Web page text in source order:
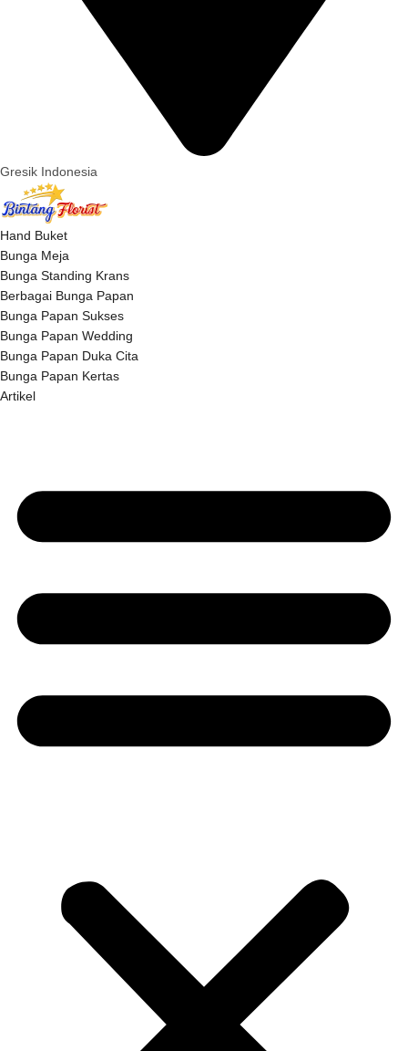
Gresik Indonesia
Hand Buket
Bunga Meja
Bunga Standing Krans
Berbagai Bunga Papan
Bunga Papan Sukses
Bunga Papan Wedding
Bunga Papan Duka Cita
Bunga Papan Kertas
Artikel